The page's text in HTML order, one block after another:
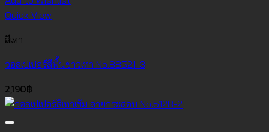
Quick View
สีเทา
วอลเปเปอร์สีพื้นขาวเทา No.88521-3
2,190฿